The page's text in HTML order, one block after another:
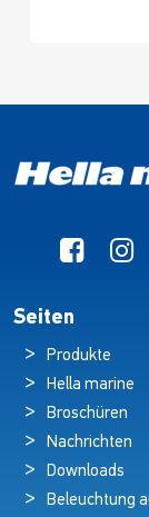
Seiten
Produkte
Hella marine
Broschüren
Nachrichten
Downloads
Beleuchtung